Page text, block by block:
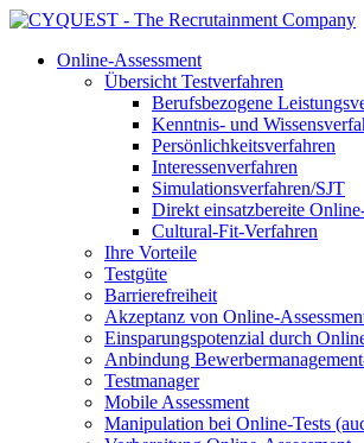
Online-Assessment
Übersicht Testverfahren
Berufsbezogene
Kenntnis- und
Persönlichkeitsverfahren
Interessenverfahren
Simulationsverfahren/SJT
Direkt einsatzbereite
Cultural-Fit-Verfahren
Ihre Vorteile
Testgüte
Barrierefreiheit
Akzeptanz von Online-
Einsparungspotenzial durch
Anbindung
Testmanager
Mobile Assessment
Manipulation bei Online-Tests